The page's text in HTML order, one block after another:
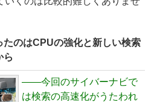
たのはCPUの強化と新しい検索
ら
――今回のサイバーナビで
は検索の高速化がうたわれ